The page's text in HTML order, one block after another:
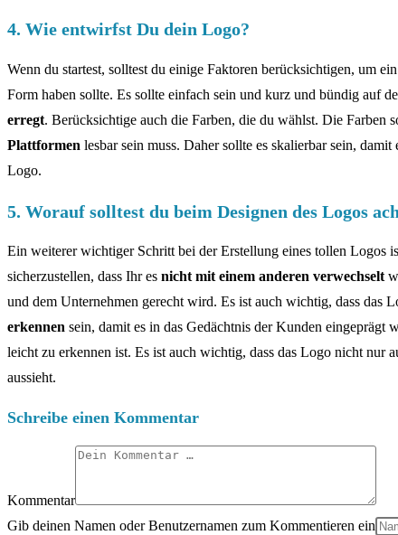
4. Wie entwirfst Du dein Logo?
Wenn du startest, solltest du einige Faktoren berücksichtigen, um
Form haben sollte. Es sollte einfach sein und kurz und bündig auf
erregt. Berücksichtige auch die Farben, die du wählst. Die Farben
Plattformen lesbar sein muss. Daher sollte es skalierbar sein,
Logo.
5. Worauf solltest du beim Designen des Logos
Ein weiterer wichtiger Schritt bei der Erstellung eines tollen Logos
sicherzustellen, dass Ihr es nicht mit einem anderen verwechselt
und dem Unternehmen gerecht wird. Es ist auch wichtig, dass das
erkennen sein, damit es in das Gedächtnis der Kunden eingeprägt
leicht zu erkennen ist. Es ist auch wichtig, dass das Logo nicht nur
aussieht.
Schreibe einen Kommentar
Kommentar
Gib deinen Namen oder Benutzernamen zum Kommentieren ein